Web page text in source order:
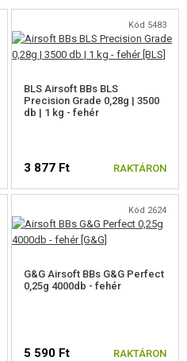
Kód 5483
BLS Airsoft BBs BLS
Precision Grade 0,28g | 3500
db | 1 kg - fehér
3 877 Ft RAKTÁRON
Kód 2624
G&G Airsoft BBs G&G Perfect
0,25g 4000db - fehér
5 590 Ft RAKTÁRON